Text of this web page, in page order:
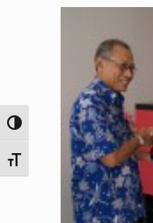
Toggle High Contrast
Toggle Font size